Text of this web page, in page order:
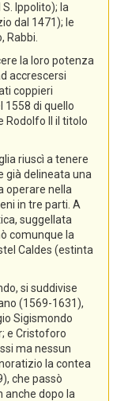
Ippolito); la
dal 1471); le
Rabbi.
la loro potenza
accrescersi
coppieri
1558 di quello
Rodolfo II il titolo
riuscì a tenere
già delineata una
operare nella
in tre parti. A
suggellata
comunque la
Caldes (estinta
si suddivise
(1569-1631),
Sigismondo
e Cristoforo
ma nessun
la contea
che passò
anche dopo la